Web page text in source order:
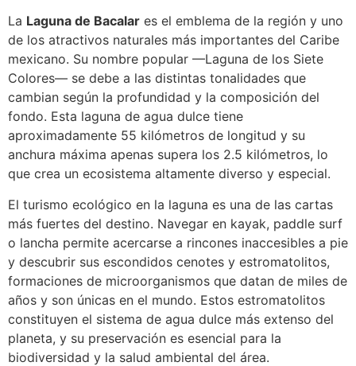
La Laguna de Bacalar es el emblema de la región y uno
de los atractivos naturales más importantes del Caribe
mexicano. Su nombre popular —Laguna de los Siete
Colores— se debe a las distintas tonalidades que
cambian según la profundidad y la composición del
fondo. Esta laguna de agua dulce tiene
aproximadamente 55 kilómetros de longitud y su
anchura máxima apenas supera los 2.5 kilómetros, lo
que crea un ecosistema altamente diverso y especial.
El turismo ecológico en la laguna es una de las cartas
más fuertes del destino. Navegar en kayak, paddle surf
o lancha permite acercarse a rincones inaccesibles a pie
y descubrir sus escondidos cenotes y estromatolitos,
formaciones de microorganismos que datan de miles de
años y son únicas en el mundo. Estos estromatolitos
constituyen el sistema de agua dulce más extenso del
planeta, y su preservación es esencial para la
biodiversidad y la salud ambiental del área.